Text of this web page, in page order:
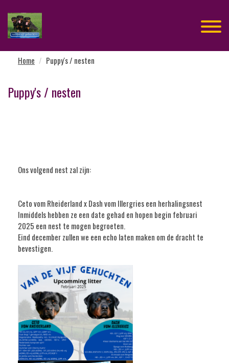
Home Puppy's / nesten
Puppy's / nesten
Ons volgend nest zal zijn:
Ceto vom Rheiderland x Dash vom Illergries een herhalingsnest
Inmiddels hebben ze een date gehad en hopen begin februari
2025 een nest te mogen begroeten.
Eind december zullen we een echo laten maken om de dracht te
bevestigen.